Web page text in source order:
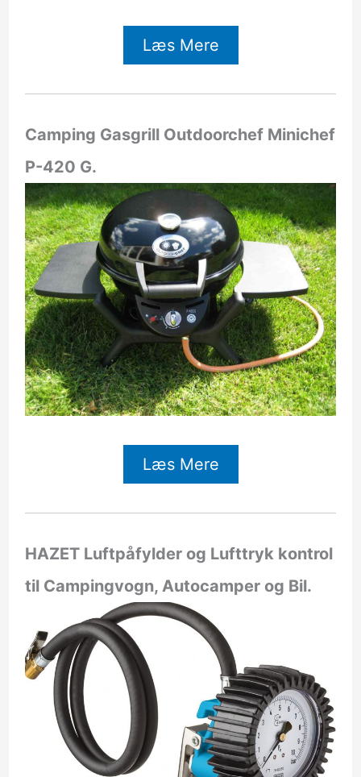
Læs Mere
Camping Gasgrill Outdoorchef Minichef
P-420 G.
Læs Mere
HAZET Luftpåfylder og Lufttryk kontrol
til Campingvogn, Autocamper og Bil.